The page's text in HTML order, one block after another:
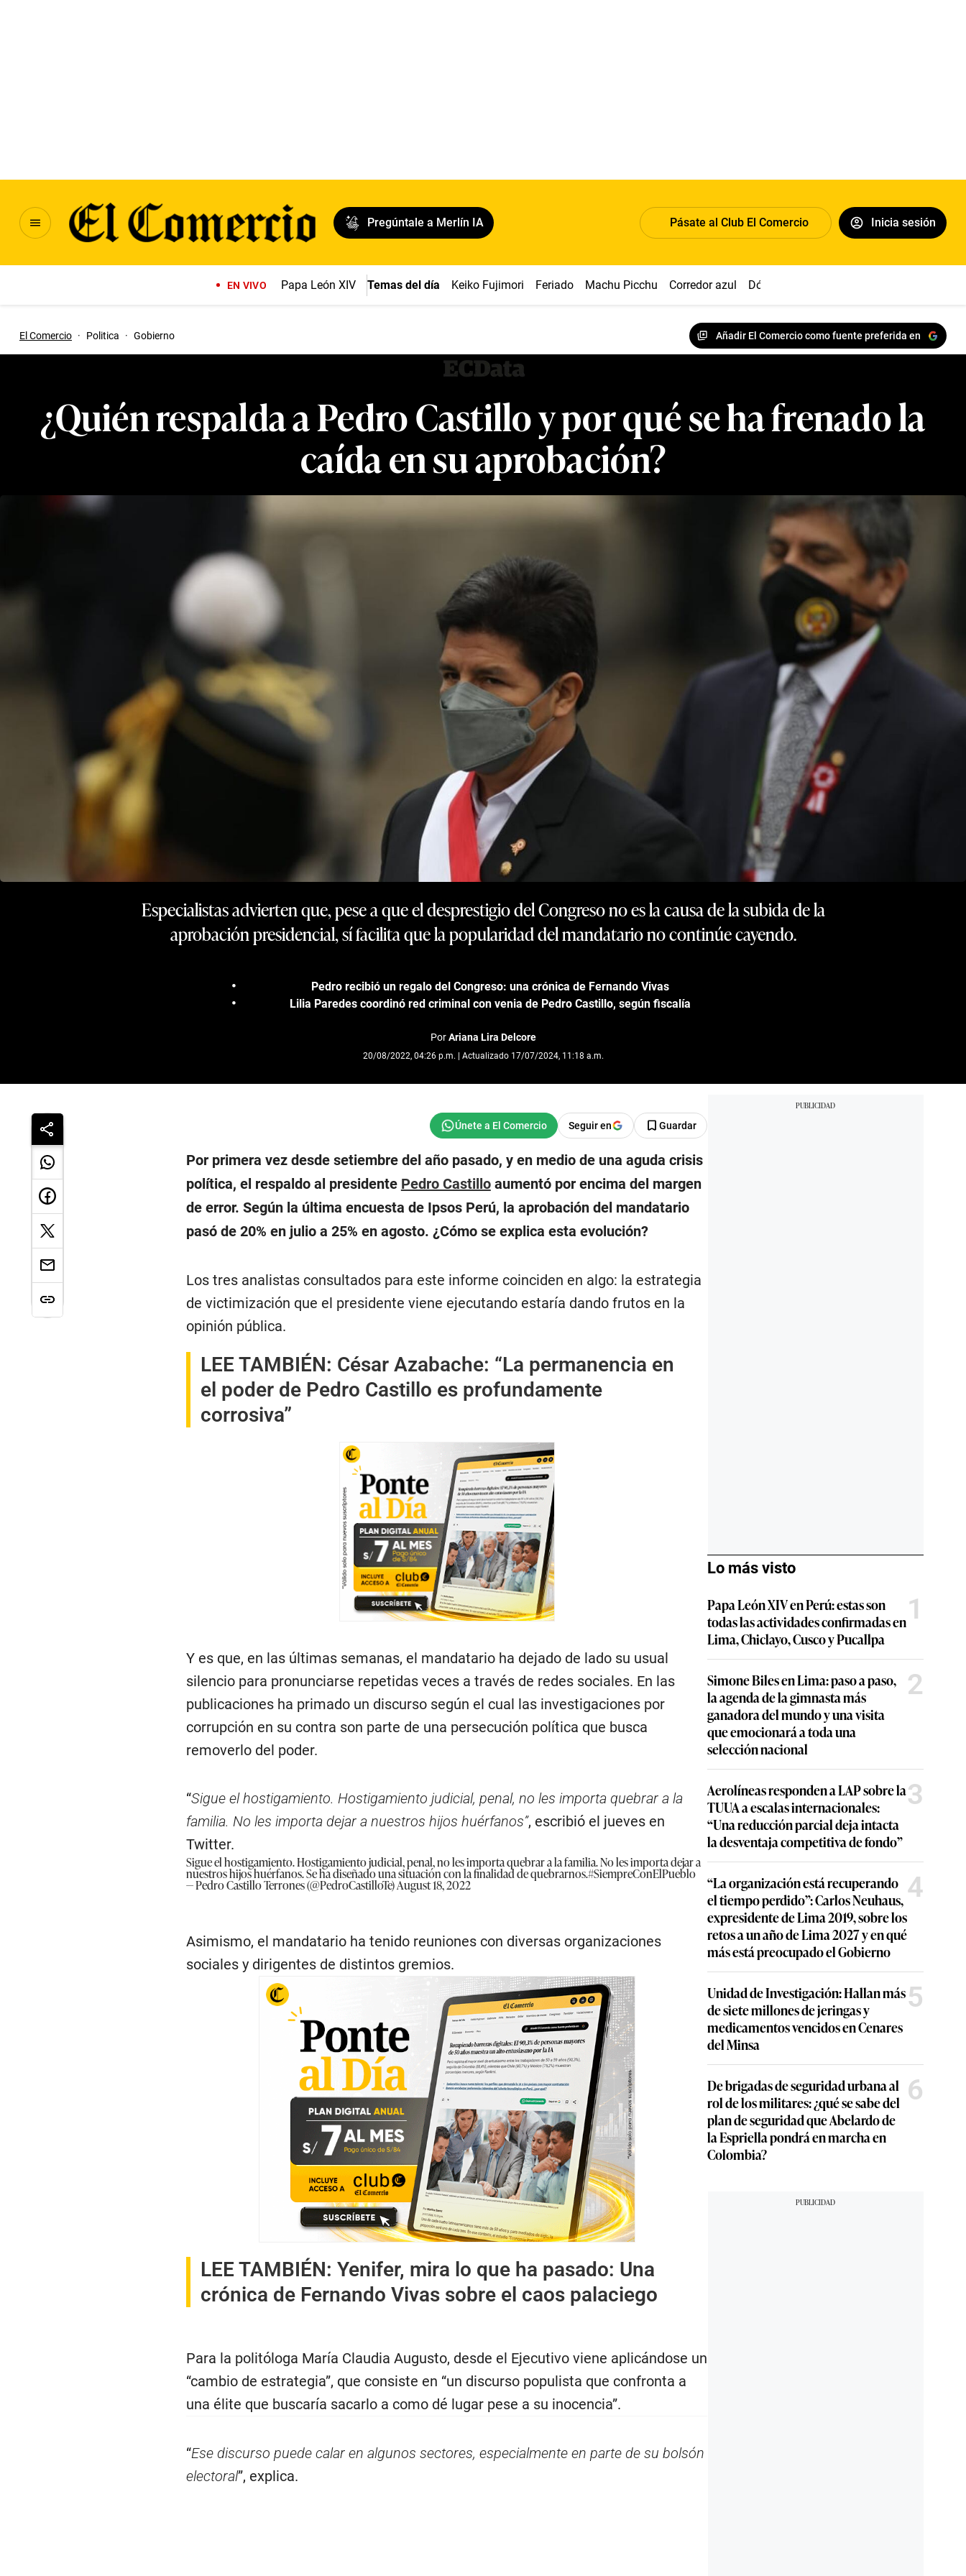
Pregúntale a Merlín IA Pásate al Club El Comercio Inicia sesión
EN VIVO Papa León XIV Temas del día Keiko Fujimori Feriado Machu Picchu Corredor azul Dólar
El Comercio · Politica · Gobierno Añadir El Comercio como fuente preferida en
¿Quién respalda a Pedro Castillo y por qué se ha frenado la
caída en su aprobación?
Especialistas advierten que, pese a que el desprestigio del Congreso no es la causa de la subida de la
aprobación presidencial, sí facilita que la popularidad del mandatario no continúe cayendo.
Pedro recibió un regalo del Congreso: una crónica de Fernando Vivas
Lilia Paredes coordinó red criminal con venia de Pedro Castillo, según fiscalía
PorAriana Lira Delcore
20/08/2022, 04:26 p.m. | Actualizado 17/07/2024, 11:18 a.m.
Seguir en Guardar
Por primera vez desde setiembre del año pasado, y en medio de una aguda crisis
política, el respaldo al presidente Pedro Castilloaumentó por encima del margen
de error. Según la última encuesta de Ipsos Perú, la aprobación del mandatario
pasó de 20% en julio a 25% en agosto. ¿Cómo se explica esta evolución?
Los tres analistas consultados para este informe coinciden en algo: la estrategia
de victimización que el presidente viene ejecutando estaría dando frutos en la
opinión pública.
LEE TAMBIÉN: César Azabache: “La permanencia en
el poder de Pedro Castillo es profundamente
corrosiva”
Y es que, en las últimas semanas, el mandatario ha dejado de lado su usual
silencio para pronunciarse repetidas veces a través de redes sociales. En las
publicaciones ha primado un discurso según el cual las investigaciones por
corrupción en su contra son parte de una persecución política que busca
removerlo del poder.
“Sigue el hostigamiento. Hostigamiento judicial, penal, no les importa quebrar a la
familia. No les importa dejar a nuestros hijos huérfanos”, escribió el jueves en
Twitter.
Sigue el hostigamiento. Hostigamiento judicial, penal, no les importa quebrar a la familia. No les importa dejar a
nuestros hijos huérfanos. Se ha diseñado una situación con la finalidad de quebrarnos.#SiempreConElPueblo
— Pedro Castillo Terrones (@PedroCastilloTe)August 18, 2022
Asimismo, el mandatario ha tenido reuniones con diversas organizaciones
sociales y dirigentes de distintos gremios.
LEE TAMBIÉN: Yenifer, mira lo que ha pasado: Una
crónica de Fernando Vivas sobre el caos palaciego
Para la politóloga María Claudia Augusto, desde el Ejecutivo viene aplicándose un
“cambio de estrategia”, que consiste en “un discurso populista que confronta a
una élite que buscaría sacarlo a como dé lugar pese a su inocencia”.
“Ese discurso puede calar en algunos sectores, especialmente en parte de su bolsón
electoral”, explica.
Lo más visto
Papa León XIV en Perú: estas son
todas las actividades confirmadas en
Lima, Chiclayo, Cusco y Pucallpa
1
Simone Biles en Lima: paso a paso,
la agenda de la gimnasta más
ganadora del mundo y una visita
que emocionará a toda una
selección nacional
2
Aerolíneas responden a LAP sobre la
TUUA a escalas internacionales:
“Una reducción parcial deja intacta
la desventaja competitiva de fondo”
3
“La organización está recuperando
el tiempo perdido”: Carlos Neuhaus,
expresidente de Lima 2019, sobre los
retos a un año de Lima 2027 y en qué
más está preocupado el Gobierno
4
Unidad de Investigación: Hallan más
de siete millones de jeringas y
medicamentos vencidos en Cenares
del Minsa
5
De brigadas de seguridad urbana al
rol de los militares: ¿qué se sabe del
plan de seguridad que Abelardo de
la Espriella pondrá en marcha en
Colombia?
6